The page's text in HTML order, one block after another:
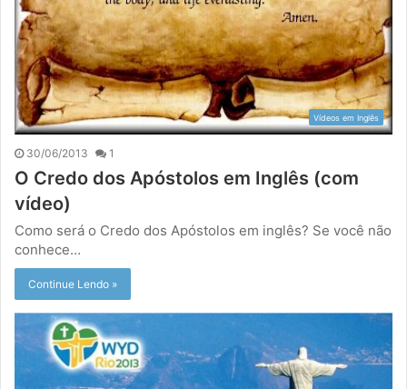
Vídeos em Inglês
30/06/2013 1
O Credo dos Apóstolos em Inglês (com
vídeo)
Como será o Credo dos Apóstolos em inglês? Se você não
conhece…
Continue Lendo »